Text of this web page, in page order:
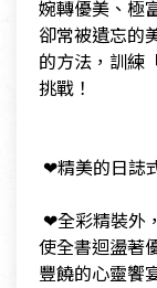
婉轉優美、極
卻常被遺忘的
的方法，訓練
挑戰！
❤精美的日誌
❤全彩精裝外
使全書迴盪著
豐饒的心靈饗